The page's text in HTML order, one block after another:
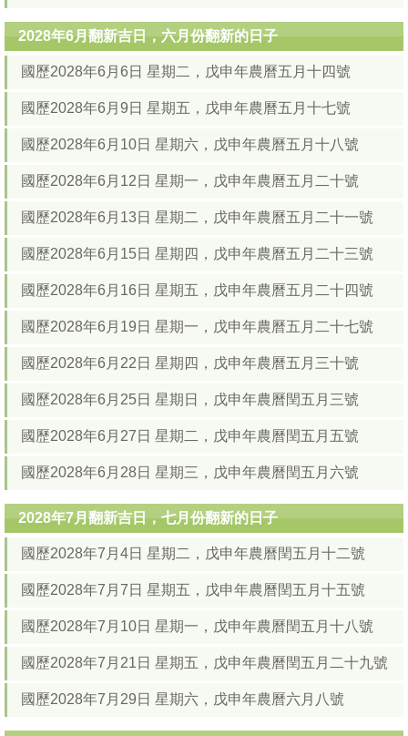
2028年6月翻新吉日，六月份翻新的日子
國歷2028年6月6日 星期二，戊申年農曆五月十四號
國歷2028年6月9日 星期五，戊申年農曆五月十七號
國歷2028年6月10日 星期六，戊申年農曆五月十八號
國歷2028年6月12日 星期一，戊申年農曆五月二十號
國歷2028年6月13日 星期二，戊申年農曆五月二十一號
國歷2028年6月15日 星期四，戊申年農曆五月二十三號
國歷2028年6月16日 星期五，戊申年農曆五月二十四號
國歷2028年6月19日 星期一，戊申年農曆五月二十七號
國歷2028年6月22日 星期四，戊申年農曆五月三十號
國歷2028年6月25日 星期日，戊申年農曆閏五月三號
國歷2028年6月27日 星期二，戊申年農曆閏五月五號
國歷2028年6月28日 星期三，戊申年農曆閏五月六號
2028年7月翻新吉日，七月份翻新的日子
國歷2028年7月4日 星期二，戊申年農曆閏五月十二號
國歷2028年7月7日 星期五，戊申年農曆閏五月十五號
國歷2028年7月10日 星期一，戊申年農曆閏五月十八號
國歷2028年7月21日 星期五，戊申年農曆閏五月二十九號
國歷2028年7月29日 星期六，戊申年農曆六月八號